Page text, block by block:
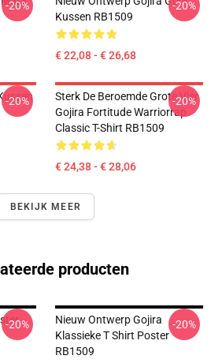
-20%
Kussen RB1509
€ 22,08 - € 26,68
-20%
-20%
Sterk De Beroemde Grote Vier
Gojira Fortitude Warriorrap
Classic T-Shirt RB1509
€ 24,38 - € 28,06
-20%
BEKIJK MEER
producten
-20%
Nieuw Ontwerp Gojira
Klassieke T Shirt Poster
RB1509
-20%